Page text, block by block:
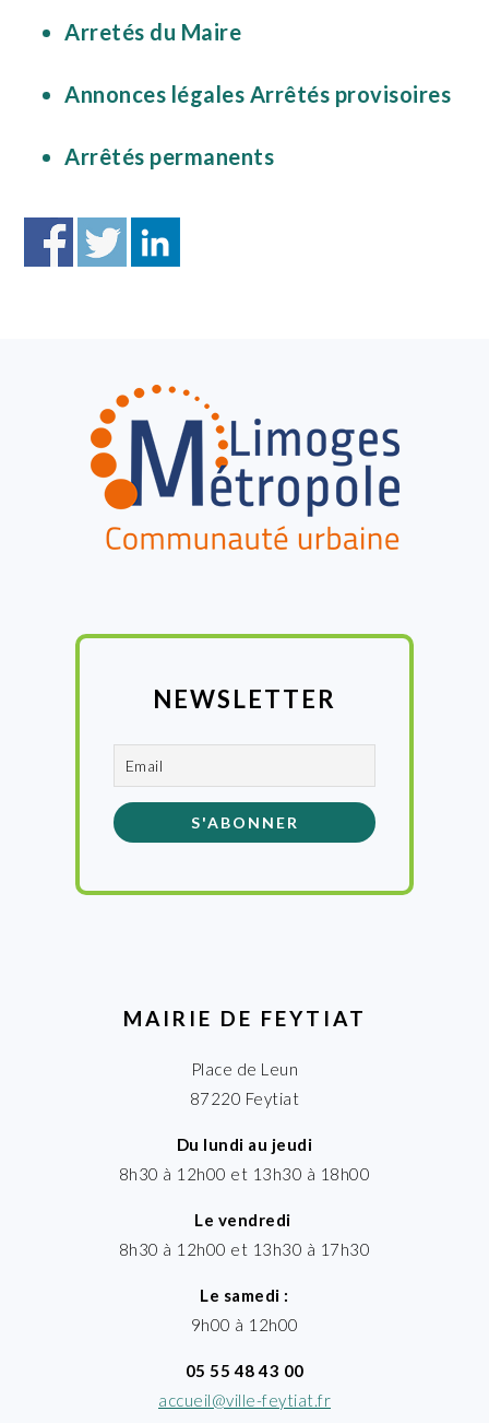
Arretés du Maire
Annonces légales Arrêtés provisoires
Arrêtés permanents
NEWSLETTER
MAIRIE DE FEYTIAT
Place de Leun
87220 Feytiat
Du lundi au jeudi
8h30 à 12h00 et 13h30 à 18h00
Le vendredi
8h30 à 12h00 et 13h30 à 17h30
Le samedi :
9h00 à 12h00
05 55 48 43 00
accueil@ville-feytiat.fr